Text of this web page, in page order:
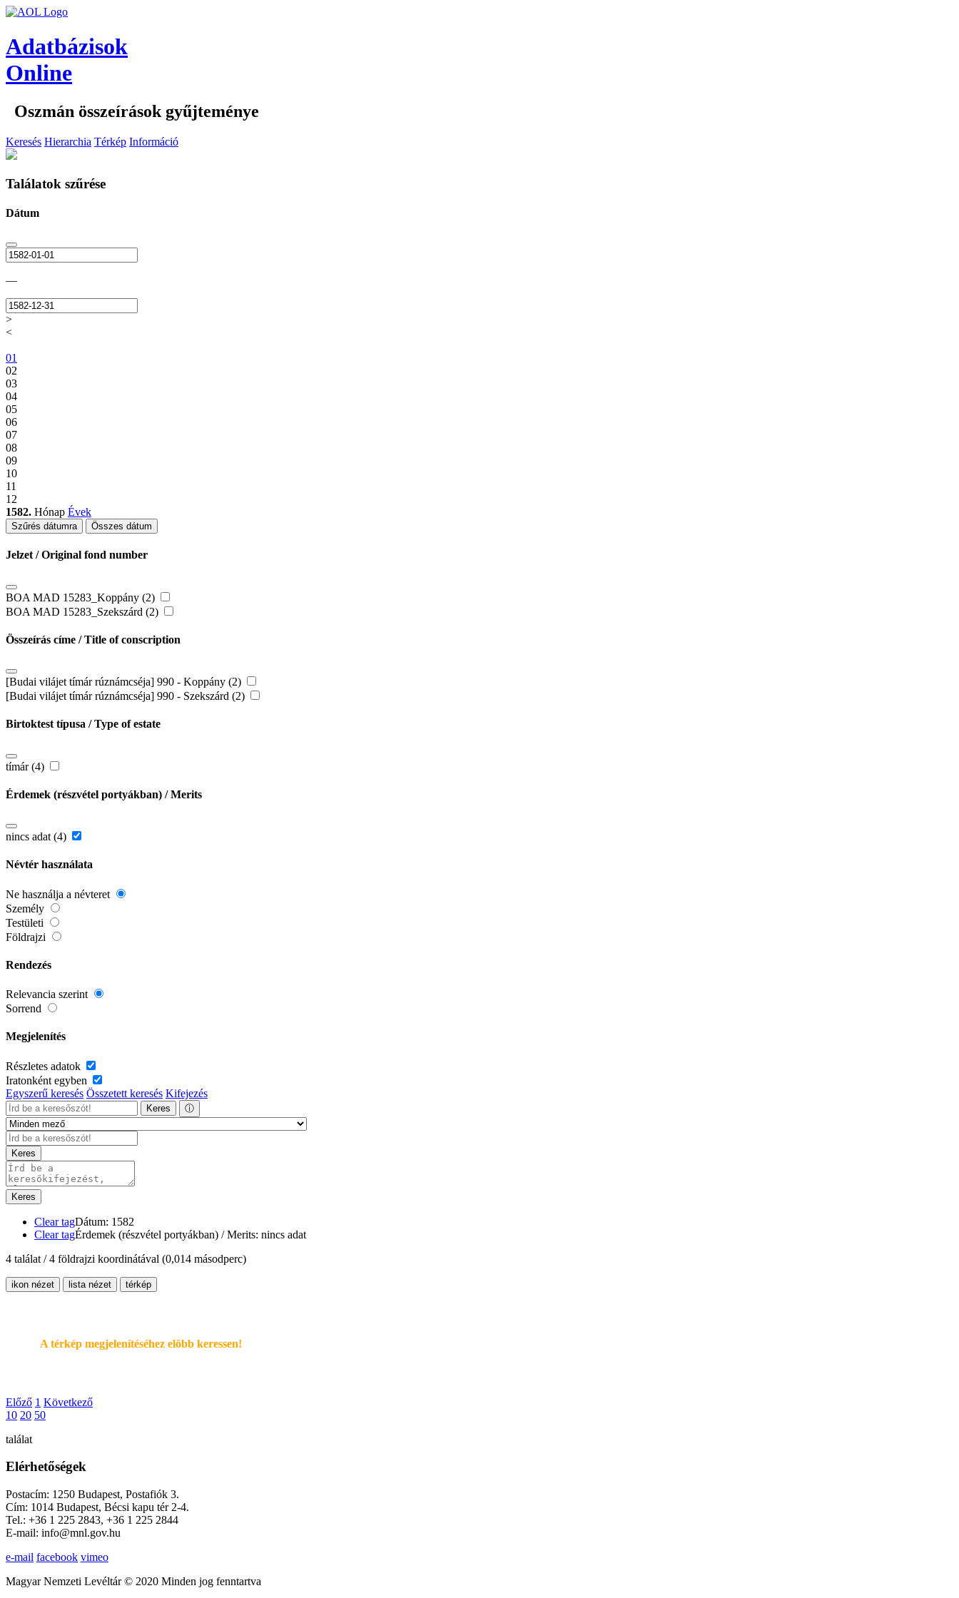
Adatbázisok
Online
Oszmán összeírások gyűjteménye
Keresés Hierarchia Térkép Információ
Találatok szűrése
Dátum
—
>
<
01
02
03
04
05
06
07
08
09
10
11
12
1582. Hónap Évek
Szűrés dátumra Összes dátum
Jelzet / Original fond number
BOA MAD 15283_Koppány (2)
BOA MAD 15283_Szekszárd (2)
Összeírás címe / Title of conscription
[Budai vilájet tímár rúznámcséja] 990 - Koppány (2)
[Budai vilájet tímár rúznámcséja] 990 - Szekszárd (2)
Birtoktest típusa / Type of estate
tímár (4)
Érdemek (részvétel portyákban) / Merits
nincs adat (4)
Névtér használata
Ne használja a névteret
Személy
Testületi
Földrajzi
Rendezés
Relevancia szerint
Sorrend
Megjelenítés
Részletes adatok
Iratonként egyben
Egyszerű keresés Összetett keresés Kifejezés
Keres ⓘ
Keres
Keres
Clear tagDátum: 1582
Clear tagÉrdemek (részvétel portyákban) / Merits: nincs adat
4 találat / 4 földrajzi koordinátával (0,014 másodperc)
ikon nézet lista nézet térkép
A térkép megjelenítéséhez elöbb keressen!
Előző 1 Következő
10 20 50
találat
Elérhetőségek
Postacím: 1250 Budapest, Postafiók 3.
Cím: 1014 Budapest, Bécsi kapu tér 2-4.
Tel.: +36 1 225 2843, +36 1 225 2844
E-mail: info@mnl.gov.hu
e-mail facebook vimeo
Magyar Nemzeti Levéltár © 2020 Minden jog fenntartva